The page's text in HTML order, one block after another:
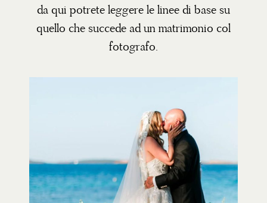
da qui potrete leggere le linee di base su
quello che succede ad un matrimonio col
fotografo.